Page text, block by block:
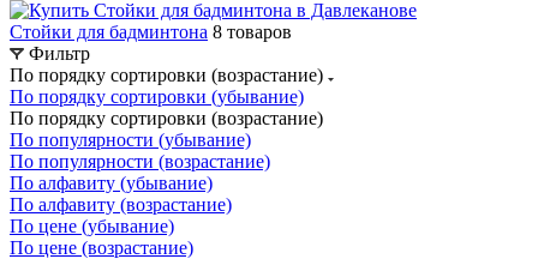
Стойки для бадминтона 8 товаров
Фильтр
По порядку сортировки (возрастание)
По порядку сортировки (убывание)
По порядку сортировки (возрастание)
По популярности (убывание)
По популярности (возрастание)
По алфавиту (убывание)
По алфавиту (возрастание)
По цене (убывание)
По цене (возрастание)